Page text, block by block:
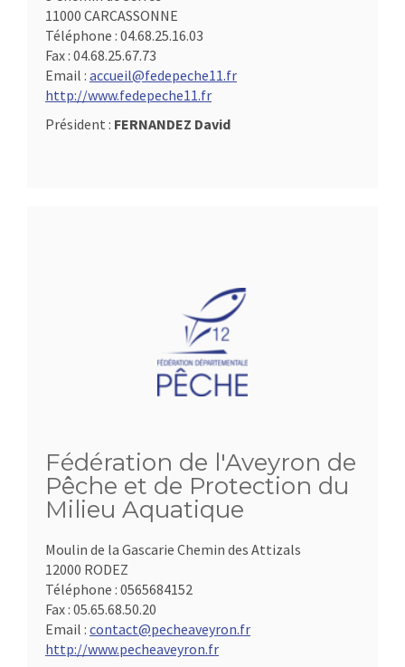
11000 CARCASSONNE
Téléphone : 04.68.25.16.03
Fax : 04.68.25.67.73
Email : accueil@fedepeche11.fr
http://www.fedepeche11.fr
Président : FERNANDEZ David
Fédération de l'Aveyron de
Pêche et de Protection du
Milieu Aquatique
Moulin de la Gascarie Chemin des Attizals
12000 RODEZ
Téléphone : 0565684152
Fax : 05.65.68.50.20
Email : contact@pecheaveyron.fr
http://www.pecheaveyron.fr